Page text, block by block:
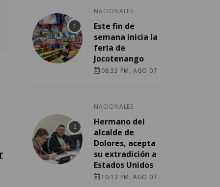
NACIONALES
Este fin de
semana inicia la
feria de
Jocotenango
08:33 PM, AGO 07
NACIONALES
Hermano del
alcalde de
Dolores, acepta
su extradición a
Estados Unidos
10:12 PM, AGO 07